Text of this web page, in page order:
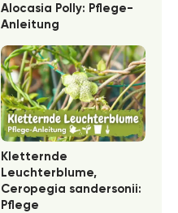
Alocasia Polly: Pflege-
Anleitung
Kletternde
Leuchterblume,
Ceropegia sandersonii:
Pflege